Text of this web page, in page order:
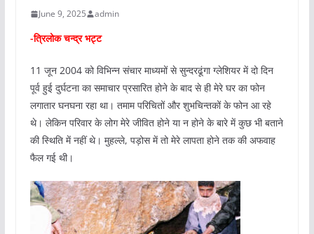
June 9, 2025 admin
-त्रिलोक चन्‍द्रभट्ट
11 जून 2004 को विभिन्‍न संचार माध्‍यमों से सुन्‍दरढूंगा ग्‍लेशियर में दो दिन
पूर्व हुई दुर्घटना का समाचार प्रसारित होने के बाद से ही मेरे घर का फोन
लगातार घनघना रहा था। तमाम परिचितों और शुभचिन्‍तकों के फोन आ रहे
थे। लेकिन परिवार के लोग मेरे जीवित होने या न होने के बारे में कुछ भी बताने
की स्थिति में नहीं थे। मुहल्‍ले, पड़ोस में तो मेरे लापता होने तक की अफवाह
फैल गई थी।